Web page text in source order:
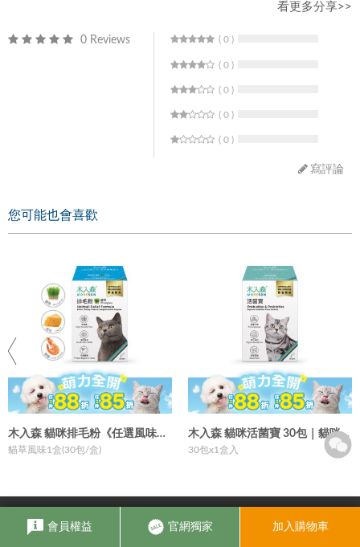
看更多分享>>
0 Reviews ( 0 )
( 0 )
( 0 )
( 0 )
( 0 )
寫評論
寫評論
*為順利領取購物金，請填寫與官網帳號相同的信箱喔！
您可能也會喜歡
木入森 貓咪排毛粉《任選風味》30包｜貓換毛季必備
貓草風味1盒(30包/盒)
木入森 貓咪活菌寶 30包｜貓咪益生菌
30包x1盒入
會員權益 官網獨家 加入購物車